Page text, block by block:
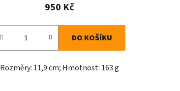
950 Kč
DO KOŠÍKU
Rozměry: 11,9 cm; Hmotnost: 163 g